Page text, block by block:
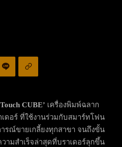
Touch CUBE’ เครื่องพิมพ์ฉลาก
ดอร์ ที่ใช้งานร่วมกับสมาร์ทโฟน
รณ์ขายเกลี้ยงทุกสาขา จนถึงขั้น
ามสำเร็จล่าสุดที่บราเดอร์ลุกขึ้น